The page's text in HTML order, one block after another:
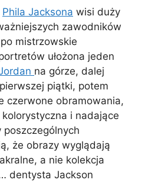
Phila Jacksona wisi duży
zawodników
mistrzowskie
ułożona jeden
na górze, dalej
piątki, potem
czerwone obramowania,
i nadające
że obrazy wyglądają
a nie kolekcja
dentysta Jackson